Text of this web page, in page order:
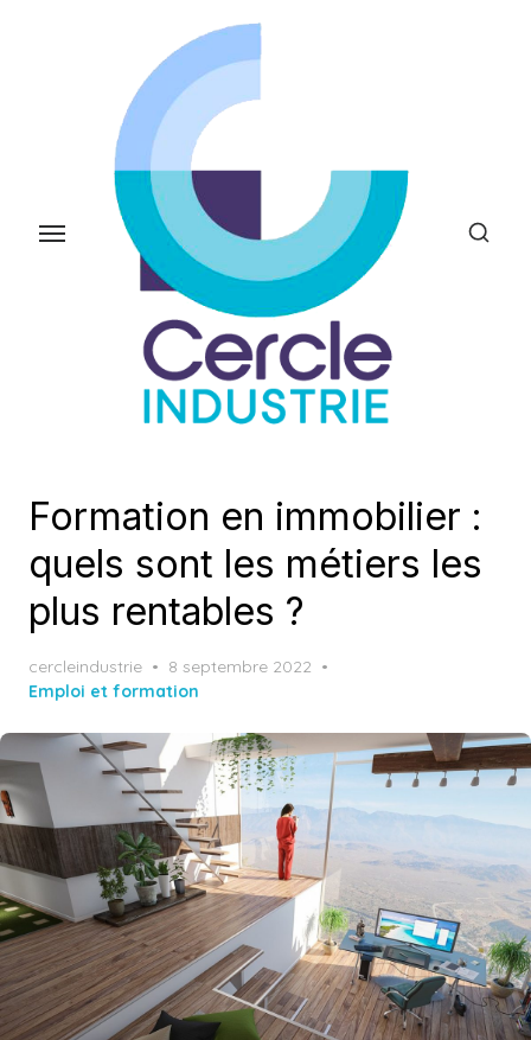
Formation en immobilier :
quels sont les métiers les
plus rentables ?
cercleindustrie
Posted
on
8 septembre 2022
Emploi et formation